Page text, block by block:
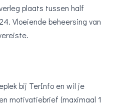
plaats tussen half
Vloeiende beheersing van
bij TerInfo en wil je
motivatiebrief (maximaal 1